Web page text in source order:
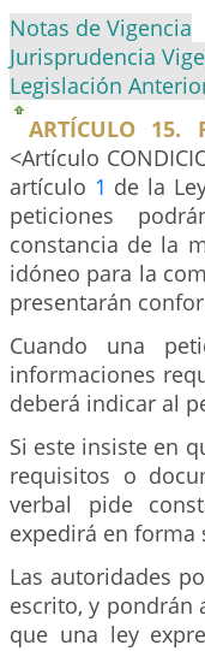
Notas de Vigencia
Jurisprudencia
Legislación
ARTÍCULO 15.
<Artículo
artículo 1 de la
peticiones
constancia de la
idóneo para la
presentarán
Cuando una
informaciones
deberá indicar al
Si este insiste en
requisitos o
verbal pide
expedirá en forma
Las autoridades
escrito, y pondrán
que una ley